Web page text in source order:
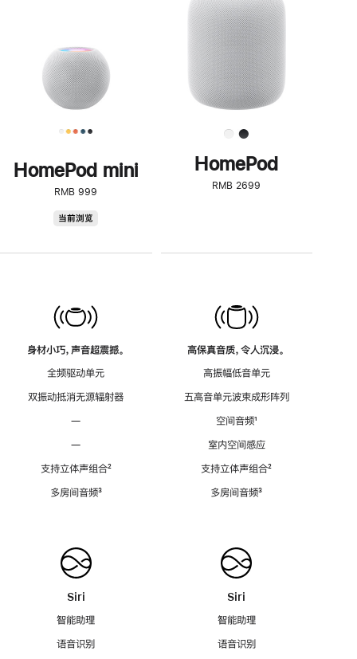
HomePod mini
RMB 999
当前浏览
身材小巧，声音超震撼。
全频驱动单元
双振动抵消无源辐射器
—
—
支持立体声组合脚
²
多房间音频脚
³
Siri
智能助理
语音识别
了
解
HomePod<
HomePod
RMB 2699
高保真音质，令人沉浸。
高振幅低音单元
五高音单元波束成形阵列
空间音频脚
¹
室内空间感应
支持立体声组合脚
²
多房间音频脚
³
Siri
智能助理
语音识别